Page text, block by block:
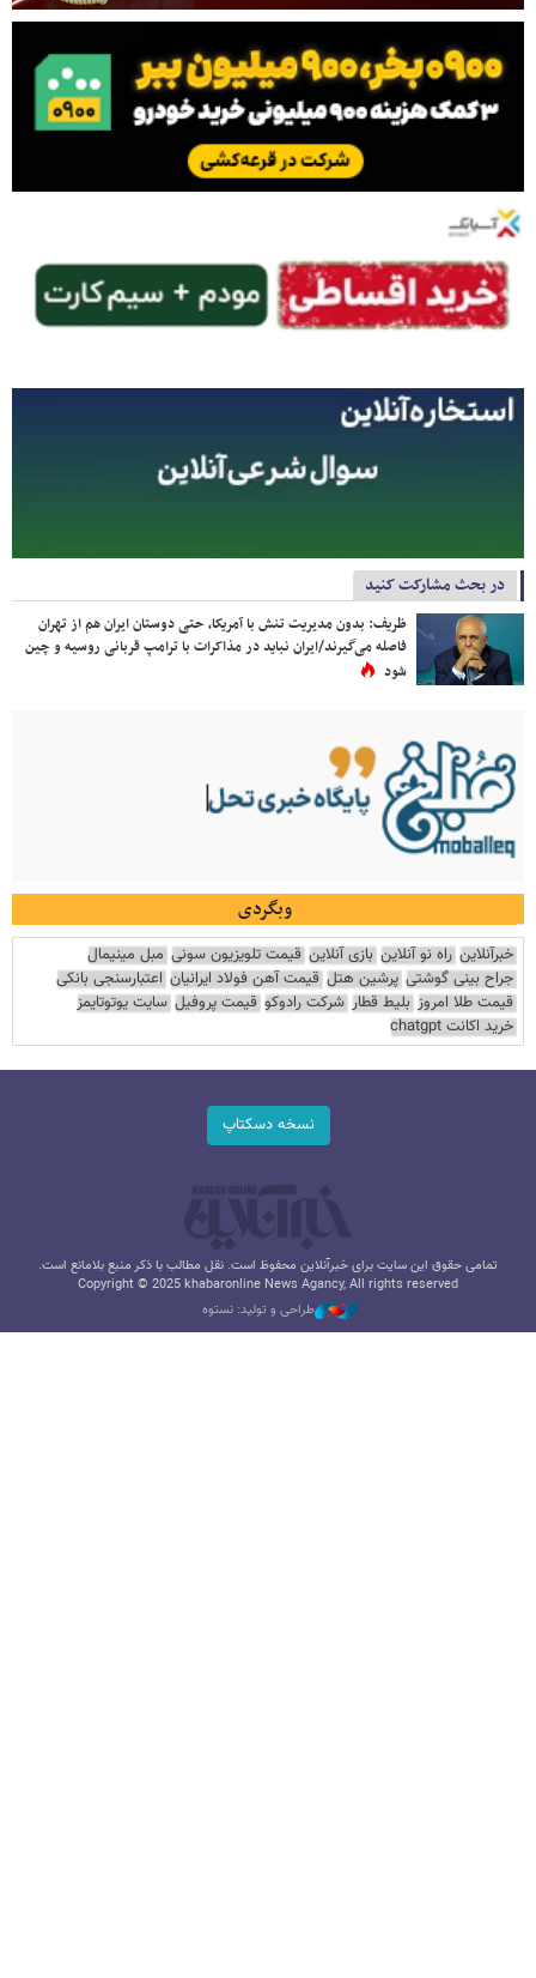
در بحث مشارکت کنید
ظریف: بدون مدیریت تنش با آمریکا، حتی دوستان ایران هم از تهران
فاصله می‌گیرند/ایران نباید در مذاکرات با ترامپ قربانی روسیه و چین
شود
وبگردی
خبرآنلاین راه نو آنلاین بازی آنلاین قیمت تلویزیون سونی مبل مینیمال
جراح بینی گوشتی پرشین هتل قیمت آهن فولاد ایرانیان اعتبارسنجی بانکی
قیمت طلا امروز بلیط قطار شرکت رادوکو قیمت پروفیل سایت یوتوتایمز
خرید اکانت chatgpt
نسخه دسکتاپ
تمامی حقوق این سایت برای خبرآنلاین محفوظ است. نقل مطالب با ذکر منبع بلامانع است.
Copyright © 2025 khabaronline News Agancy, All rights reserved
طراحی و تولید: نستوه